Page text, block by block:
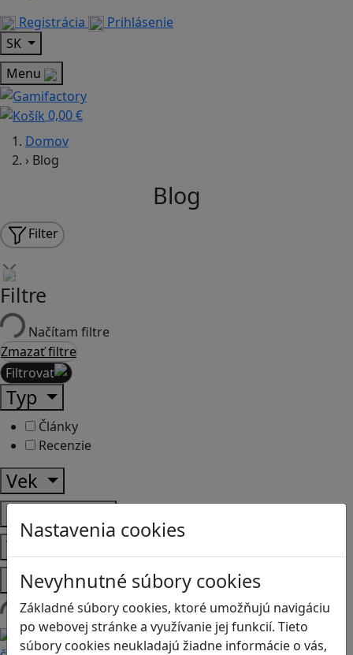
Registrácia
Prihlásenie
SK
Menu
0,00 €
Nastavenia cookies
Nevyhnutné súbory cookies
Základné súbory cookies, ktoré umožňujú navigáciu
po webovej stránke a využívanie jej funkcií. Tieto
súbory cookies neukladajú žiadne informácie o vás,
Domov
› Blog
Blog
Filter
Filtre
Načítam filtre
Zmazať filtre
Filtrovať
Typ
Články
Recenzie
Vek
Predmety
Témy
Platformy
Načítam blogy